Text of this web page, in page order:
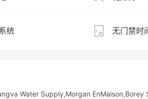
统 无门禁时
Water Supply,Morgan